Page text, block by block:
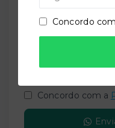
Mensagem
Concordo com a
Concordo